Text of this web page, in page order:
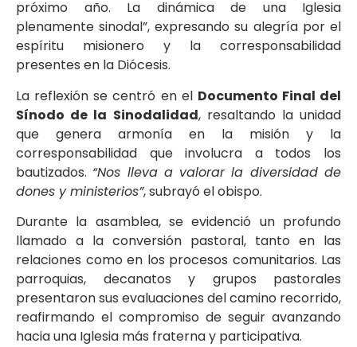
próximo año. La dinámica de una Iglesia
plenamente sinodal”, expresando su alegría por el
espíritu misionero y la corresponsabilidad
presentes en la Diócesis.
La reflexión se centró en el Documento Final del
Sínodo de la Sinodalidad, resaltando la unidad
que genera armonía en la misión y la
corresponsabilidad que involucra a todos los
bautizados. “Nos lleva a valorar la diversidad de
dones y ministerios”, subrayó el obispo.
Durante la asamblea, se evidenció un profundo
llamado a la conversión pastoral, tanto en las
relaciones como en los procesos comunitarios. Las
parroquias, decanatos y grupos pastorales
presentaron sus evaluaciones del camino recorrido,
reafirmando el compromiso de seguir avanzando
hacia una Iglesia más fraterna y participativa.